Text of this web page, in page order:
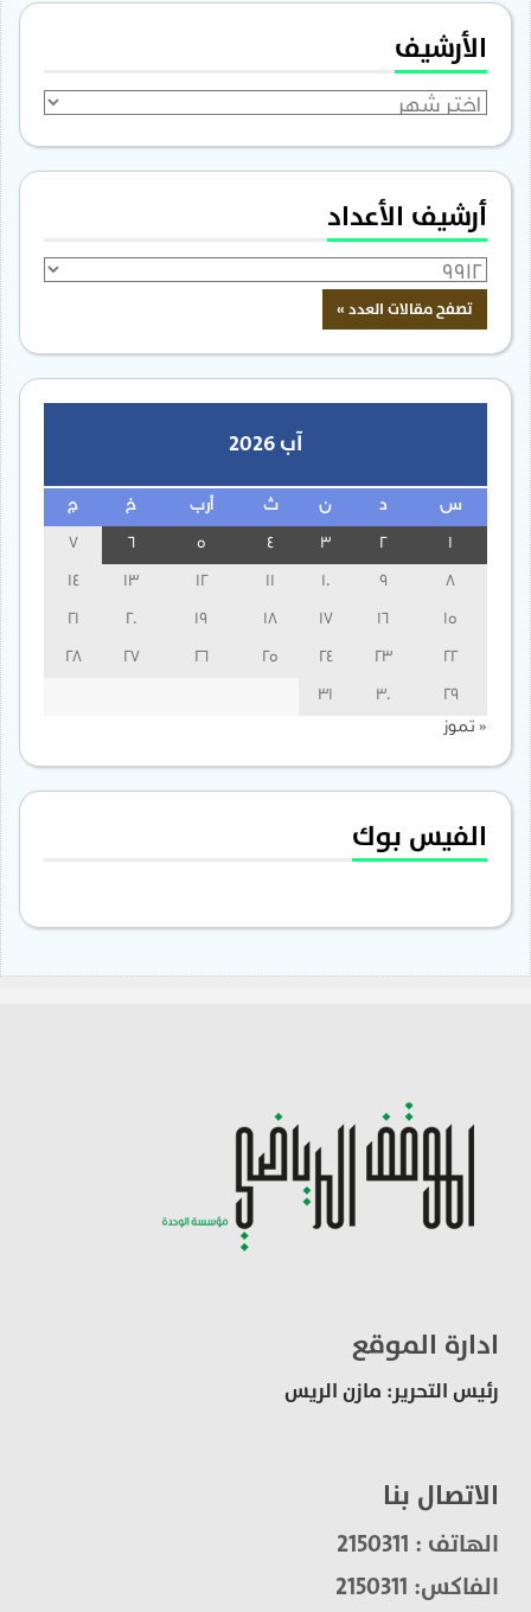
الأرشيف
الأرشيف
أرشيف الأعداد
آب 2026
س ن ث أرب خ ج
3
13
14
15
16
17
18
19
20
21
22
23
24
25
26
27
28
29
30
31
« تموز
الفيس بوك
ادارة الموقع
رئيس التحرير: مازن الريس
الاتصال بنا
الهاتف : 2150311
الفاكس: 2150311